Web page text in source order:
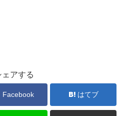
ェアする
Facebook はてブ